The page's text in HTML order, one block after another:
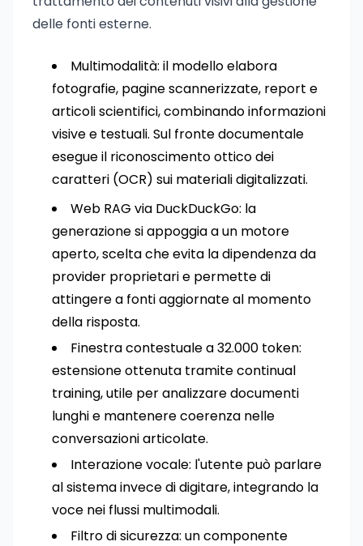
delle fonti esterne.
Multimodalità: il modello elabora
fotografie, pagine scannerizzate, report e
articoli scientifici, combinando informazioni
visive e testuali. Sul fronte documentale
esegue il riconoscimento ottico dei
caratteri (OCR) sui materiali digitalizzati.
Web RAG via DuckDuckGo: la
generazione si appoggia a un motore
aperto, scelta che evita la dipendenza da
provider proprietari e permette di
attingere a fonti aggiornate al momento
della risposta.
Finestra contestuale a 32.000 token:
estensione ottenuta tramite continual
training, utile per analizzare documenti
lunghi e mantenere coerenza nelle
conversazioni articolate.
Interazione vocale: l'utente può parlare
al sistema invece di digitare, integrando la
voce nei flussi multimodali.
Filtro di sicurezza: un componente